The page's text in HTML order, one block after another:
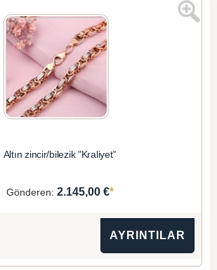
Altın zincir/bilezik "Kraliyet"
Gönderen: 2.145,00 €*
AYRINTILAR